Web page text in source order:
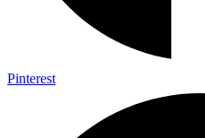
Pinterest